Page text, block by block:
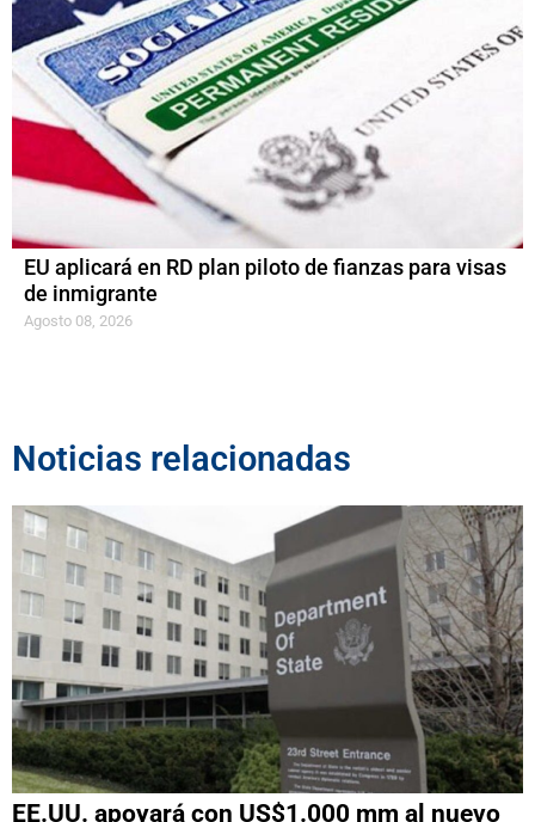
EU aplicará en RD plan piloto de fianzas para visas
de inmigrante
Agosto 08, 2026
Noticias relacionadas
EE.UU. apoyará con US$1.000 mm al nuevo